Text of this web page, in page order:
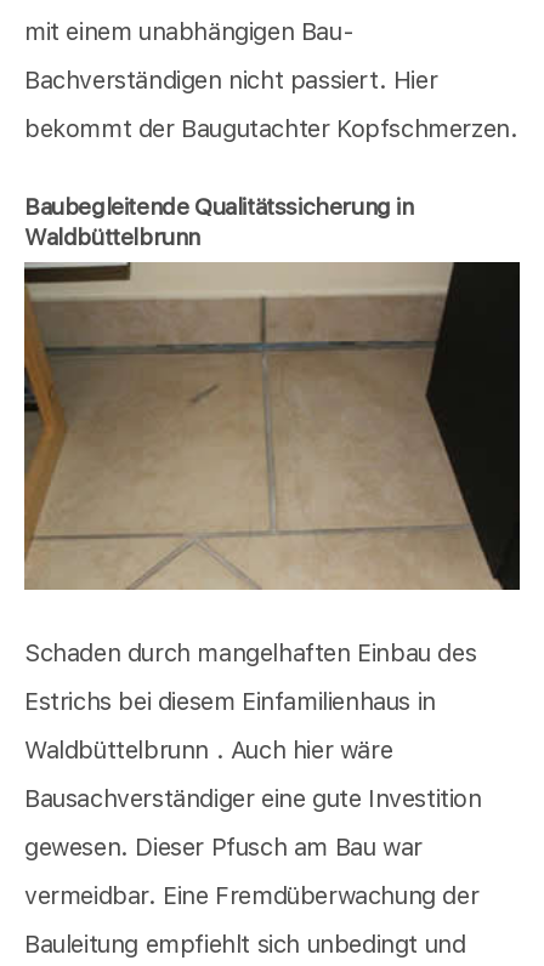
mit einem unabhängigen Bau-
Bachverständigen nicht passiert. Hier
bekommt der Baugutachter Kopfschmerzen.
Baubegleitende Qualitätssicherung in
Waldbüttelbrunn
Schaden durch mangelhaften Einbau des
Estrichs bei diesem Einfamilienhaus in
Waldbüttelbrunn . Auch hier wäre
Bausachverständiger eine gute Investition
gewesen. Dieser Pfusch am Bau war
vermeidbar. Eine Fremdüberwachung der
Bauleitung empfiehlt sich unbedingt und